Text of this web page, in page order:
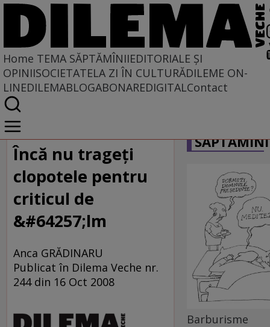
Home TEMA SĂPTĂMÎNIIEDITORIALE ȘI
OPINIISOCIETATELA ZI ÎN CULTURĂDILEME ON-
LINEDILEMABLOGABONAREDIGITALContact
Home
Tema săptămînii
Încă nu trageţi
clopotele pentru
criticul de
&#64257;lm
Anca GRĂDINARU
Publicat în Dilema Veche nr.
244 din 16 Oct 2008
Barburisme